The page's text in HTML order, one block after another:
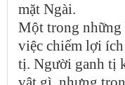
mặt Ngài.
Một trong những
việc chiếm lợi
tị. Người ganh tị